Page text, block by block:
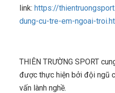
link: https://
dung-cu-tre-em-ngoai-
THIÊN TRƯỜNG SPORT
được thực hiện bởi đội ngũ
vấn lành nghề.